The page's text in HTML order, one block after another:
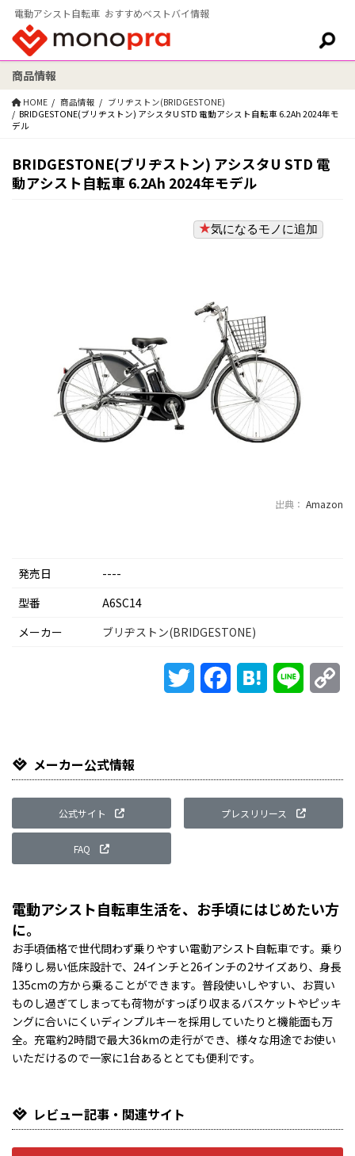
電動アシスト自転車 おすすめベストバイ情報
検索:
商品情報
HOME 商品情報
ブリヂストン(BRIDGESTONE)
BRIDGESTONE(ブリヂストン) アシスタU STD 電動アシスト自転車 6.2Ah 2024年モ
デル
BRIDGESTONE(ブリヂストン) アシスタU STD 電
動アシスト自転車 6.2Ah 2024年モデル
気になるモノに追加
出典： Amazon
発売日
----
型番
A6SC14
メーカー
ブリヂストン(BRIDGESTONE)
Twitter FacebookHatena Line
メーカー公式情報
公式サイト プレスリリース
FAQ
電動アシスト自転車生活を、お手頃にはじめたい方
に。
お手頃価格で世代問わず乗りやすい電動アシスト自転車です。乗り
降りし易い低床設計で、24インチと26インチの2サイズあり、身長
135cmの方から乗ることができます。普段使いしやすい、お買い
ものし過ぎてしまっても荷物がすっぽり収まるバスケットやピッキ
ングに合いにくいディンプルキーを採用していたりと機能面も万
全。充電約2時間で最大36kmの走行ができ、様々な用途でお使い
いただけるので一家に1台あるととても便利です。
レビュー記事・関連サイト